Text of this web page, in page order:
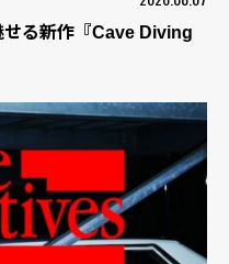
る新作『Cave Diving